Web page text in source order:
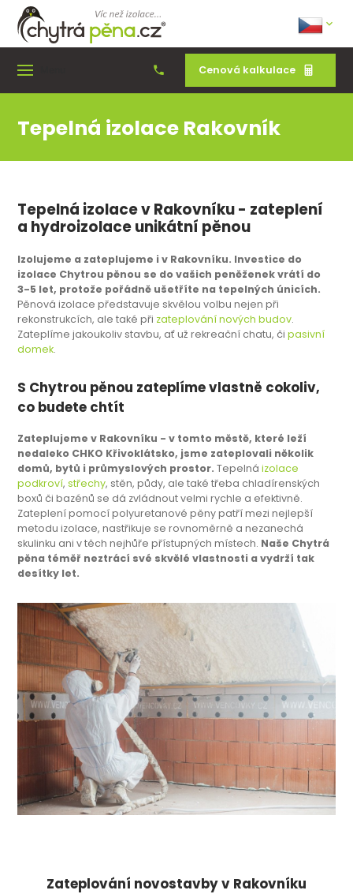
Cenová kalkulace
Tepelná izolace Rakovník
Tepelná izolace v Rakovníku - zateplení
a hydroizolace unikátní pěnou
Izolujeme a zateplujeme i v Rakovníku. Investice do
izolace Chytrou pěnou se do vašich peněženek vrátí do
3-5 let, protože pořádně ušetříte na tepelných únicích.
Pěnová izolace představuje skvělou volbu nejen při
rekonstrukcích, ale také při zateplování nových budov.
Zateplíme jakoukoliv stavbu, ať už rekreační chatu, či pasivní
domek.
S Chytrou pěnou zateplíme vlastně cokoliv,
co budete chtít
Zateplujeme v Rakovníku - v tomto městě, které leží
nedaleko CHKO Křivoklátsko, jsme zateplovali několik
domů, bytů i průmyslových prostor. Tepelnáizolace
podkroví,střechy, stěn, půdy, ale také třeba chladírenských
boxů či bazénů se dá zvládnout velmi rychle a efektivně.
Zateplení pomocí polyuretanové pěny patří mezi nejlepší
metodu izolace, nastřikuje se rovnoměrně a nezanechá
skulinku ani v těch nejhůře přístupných místech. Naše Chytrá
pěna téměř neztrácí své skvělé vlastnosti a vydrží tak
desítky let.
Zateplování novostavby v Rakovníku